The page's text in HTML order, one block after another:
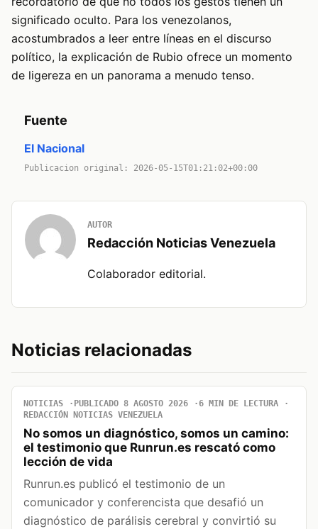
significado oculto. Para los venezolanos,
acostumbrados a leer entre líneas en el discurso
político, la explicación de Rubio ofrece un momento
de ligereza en un panorama a menudo tenso.
Fuente
El Nacional
Publicacion original: 2026-05-15T01:21:02+00:00
AUTOR
Redacción Noticias Venezuela
Colaborador editorial.
Noticias relacionadas
NOTICIAS PUBLICADO 8 AGOSTO 2026
6 MIN DE LECTURA
REDACCIÓN NOTICIAS VENEZUELA
No somos un diagnóstico, somos un camino:
el testimonio que Runrun.es rescató como
lección de vida
Runrun.es publicó el testimonio de un
comunicador y conferencista que desafió un
diagnóstico de parálisis cerebral y convirtió su